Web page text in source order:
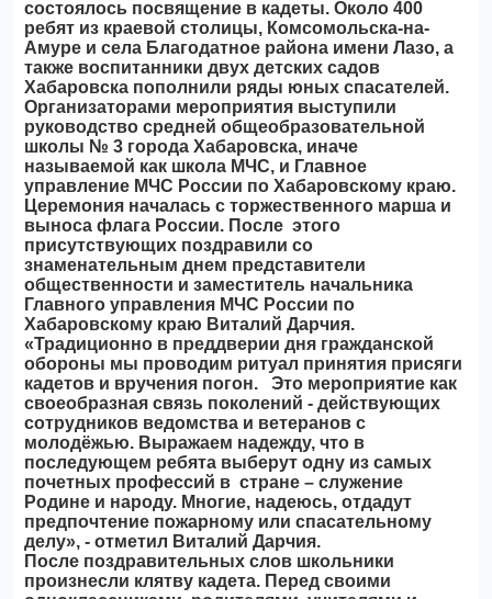
состоялось посвящение в кадеты. Около 400
ребят из краевой столицы, Комсомольска-на-
Амуре и села Благодатное района имени Лазо, а
также воспитанники двух детских садов
Хабаровска пополнили ряды юных спасателей.
Организаторами мероприятия выступили
руководство средней общеобразовательной
школы № 3 города Хабаровска, иначе
называемой как школа МЧС, и Главное
управление МЧС России по Хабаровскому краю.
Церемония началась с торжественного марша и
выноса флага России. После этого
присутствующих поздравили со
знаменательным днем представители
общественности и заместитель начальника
Главного управления МЧС России по
Хабаровскому краю Виталий Дарчия.
«Традиционно в преддверии дня гражданской
обороны мы проводим ритуал принятия присяги
кадетов и вручения погон. Это мероприятие как
своеобразная связь поколений - действующих
сотрудников ведомства и ветеранов с
молодёжью. Выражаем надежду, что в
последующем ребята выберут одну из самых
почетных профессий в стране – служение
Родине и народу. Многие, надеюсь, отдадут
предпочтение пожарному или спасательному
делу», - отметил Виталий Дарчия.
После поздравительных слов школьники
произнесли клятву кадета. Перед своими